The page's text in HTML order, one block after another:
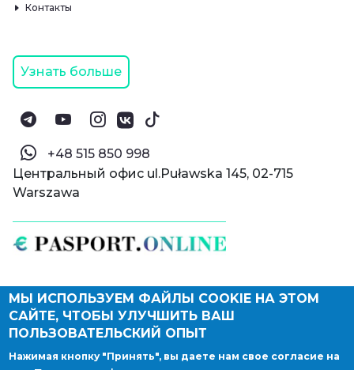
© Паспорт Онлайн 2019—2026
Политика конфиденциальности
Оферта и конфиденциальность:РФ
Правовые документы
Контакты
Узнать больше
‪+48 515 850 998‬
Центральный офис ul.Puławska 145, 02-715
Warszawa
МЫ ИСПОЛЬЗУЕМ ФАЙЛЫ COOKIE НА ЭТОМ
САЙТЕ, ЧТОБЫ УЛУЧШИТЬ ВАШ
ПОЛЬЗОВАТЕЛЬСКИЙ ОПЫТ
Нажимая кнопку "Принять", вы даете нам свое согласие на